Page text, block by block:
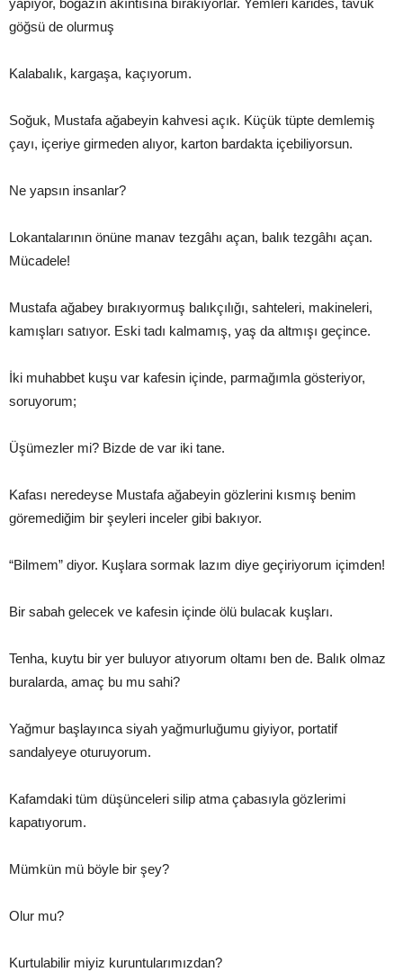
yapıyor, boğazın akıntısına bırakıyorlar. Yemleri karides, tavuk
göğsü de olurmuş
Kalabalık, kargaşa, kaçıyorum.
Soğuk, Mustafa ağabeyin kahvesi açık. Küçük tüpte demlemiş
çayı, içeriye girmeden alıyor, karton bardakta içebiliyorsun.
Ne yapsın insanlar?
Lokantalarının önüne manav tezgâhı açan, balık tezgâhı açan.
Mücadele!
Mustafa ağabey bırakıyormuş balıkçılığı, sahteleri, makineleri,
kamışları satıyor. Eski tadı kalmamış, yaş da altmışı geçince.
İki muhabbet kuşu var kafesin içinde, parmağımla gösteriyor,
soruyorum;
Üşümezler mi? Bizde de var iki tane.
Kafası neredeyse Mustafa ağabeyin gözlerini kısmış benim
göremediğim bir şeyleri inceler gibi bakıyor.
“Bilmem” diyor. Kuşlara sormak lazım diye geçiriyorum içimden!
Bir sabah gelecek ve kafesin içinde ölü bulacak kuşları.
Tenha, kuytu bir yer buluyor atıyorum oltamı ben de. Balık olmaz
buralarda, amaç bu mu sahi?
Yağmur başlayınca siyah yağmurluğumu giyiyor, portatif
sandalyeye oturuyorum.
Kafamdaki tüm düşünceleri silip atma çabasıyla gözlerimi
kapatıyorum.
Mümkün mü böyle bir şey?
Olur mu?
Kurtulabilir miyiz kuruntularımızdan?